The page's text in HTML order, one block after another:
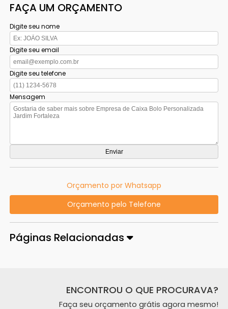
FAÇA UM ORÇAMENTO
Digite seu nome
Digite seu email
Digite seu telefone
Mensagem
Orçamento por Whatsapp
Orçamento pelo Telefone
Páginas Relacionadas
ENCONTROU O QUE PROCURAVA?
Faça seu orçamento grátis agora mesmo!